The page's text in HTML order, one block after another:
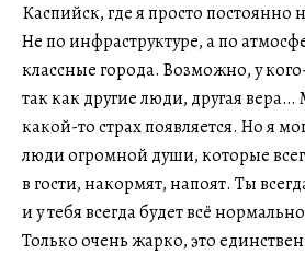
Каспийск, где я просто постоянно
Не по инфраструктуре, а по
классные города. Возможно, у
так как другие люди, другая вера…
какой-то страх появляется. Но я
люди огромной души, которые
в гости, накормят, напоят. Ты
и у тебя всегда будет всё
Только очень жарко, это